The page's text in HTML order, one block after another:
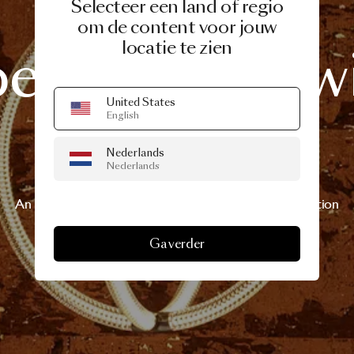
Dating
Moooi
MILAN DESIGN WEEK 2026
An evening designed for connection. Fill in the registration
form below to claim your speed dating spot.
Selecteer een land of regio
om de content voor jouw
locatie te zien
United States
English
Nederlands
Nederlands
Ga verder